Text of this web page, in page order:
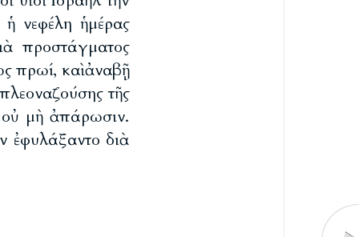
ἡ νεφέλη ἡμέρας
προστάγματος
πρωί, καὶ ἀναβῇ
τῆς
οὐ μὴ ἀπάρωσιν.
ἐφυλάξαντο διὰ